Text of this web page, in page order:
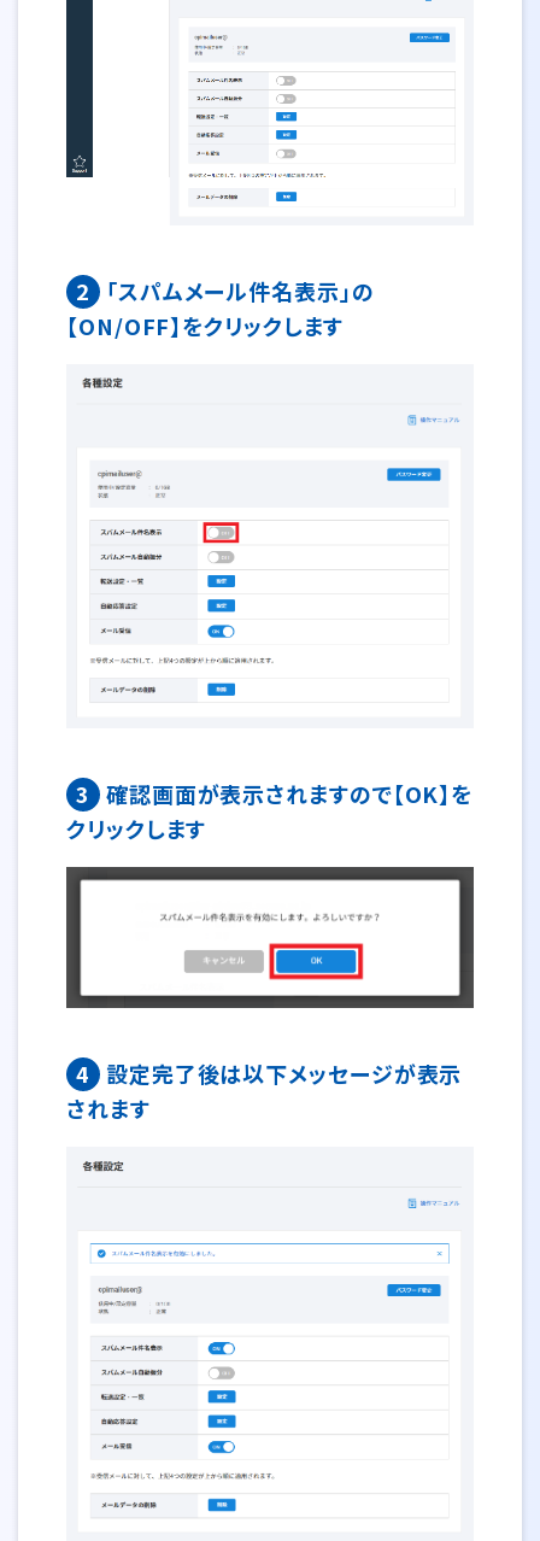
2
「スパムメール件名表示」の
【ON/OFF】をクリックします
3
確認画面が表示されますので【OK】を
クリックします
4
設定完了後は以下メッセージが表示
されます